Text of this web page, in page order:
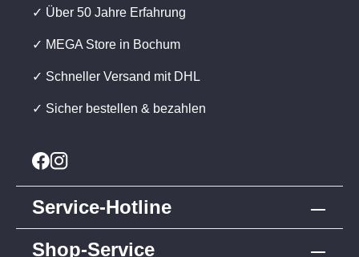
✓ Über 50 Jahre Erfahrung
✓ MEGA Store in Bochum
✓ Schneller Versand mit DHL
✓ Sicher bestellen & bezahlen
Service-Hotline
Shop-Service